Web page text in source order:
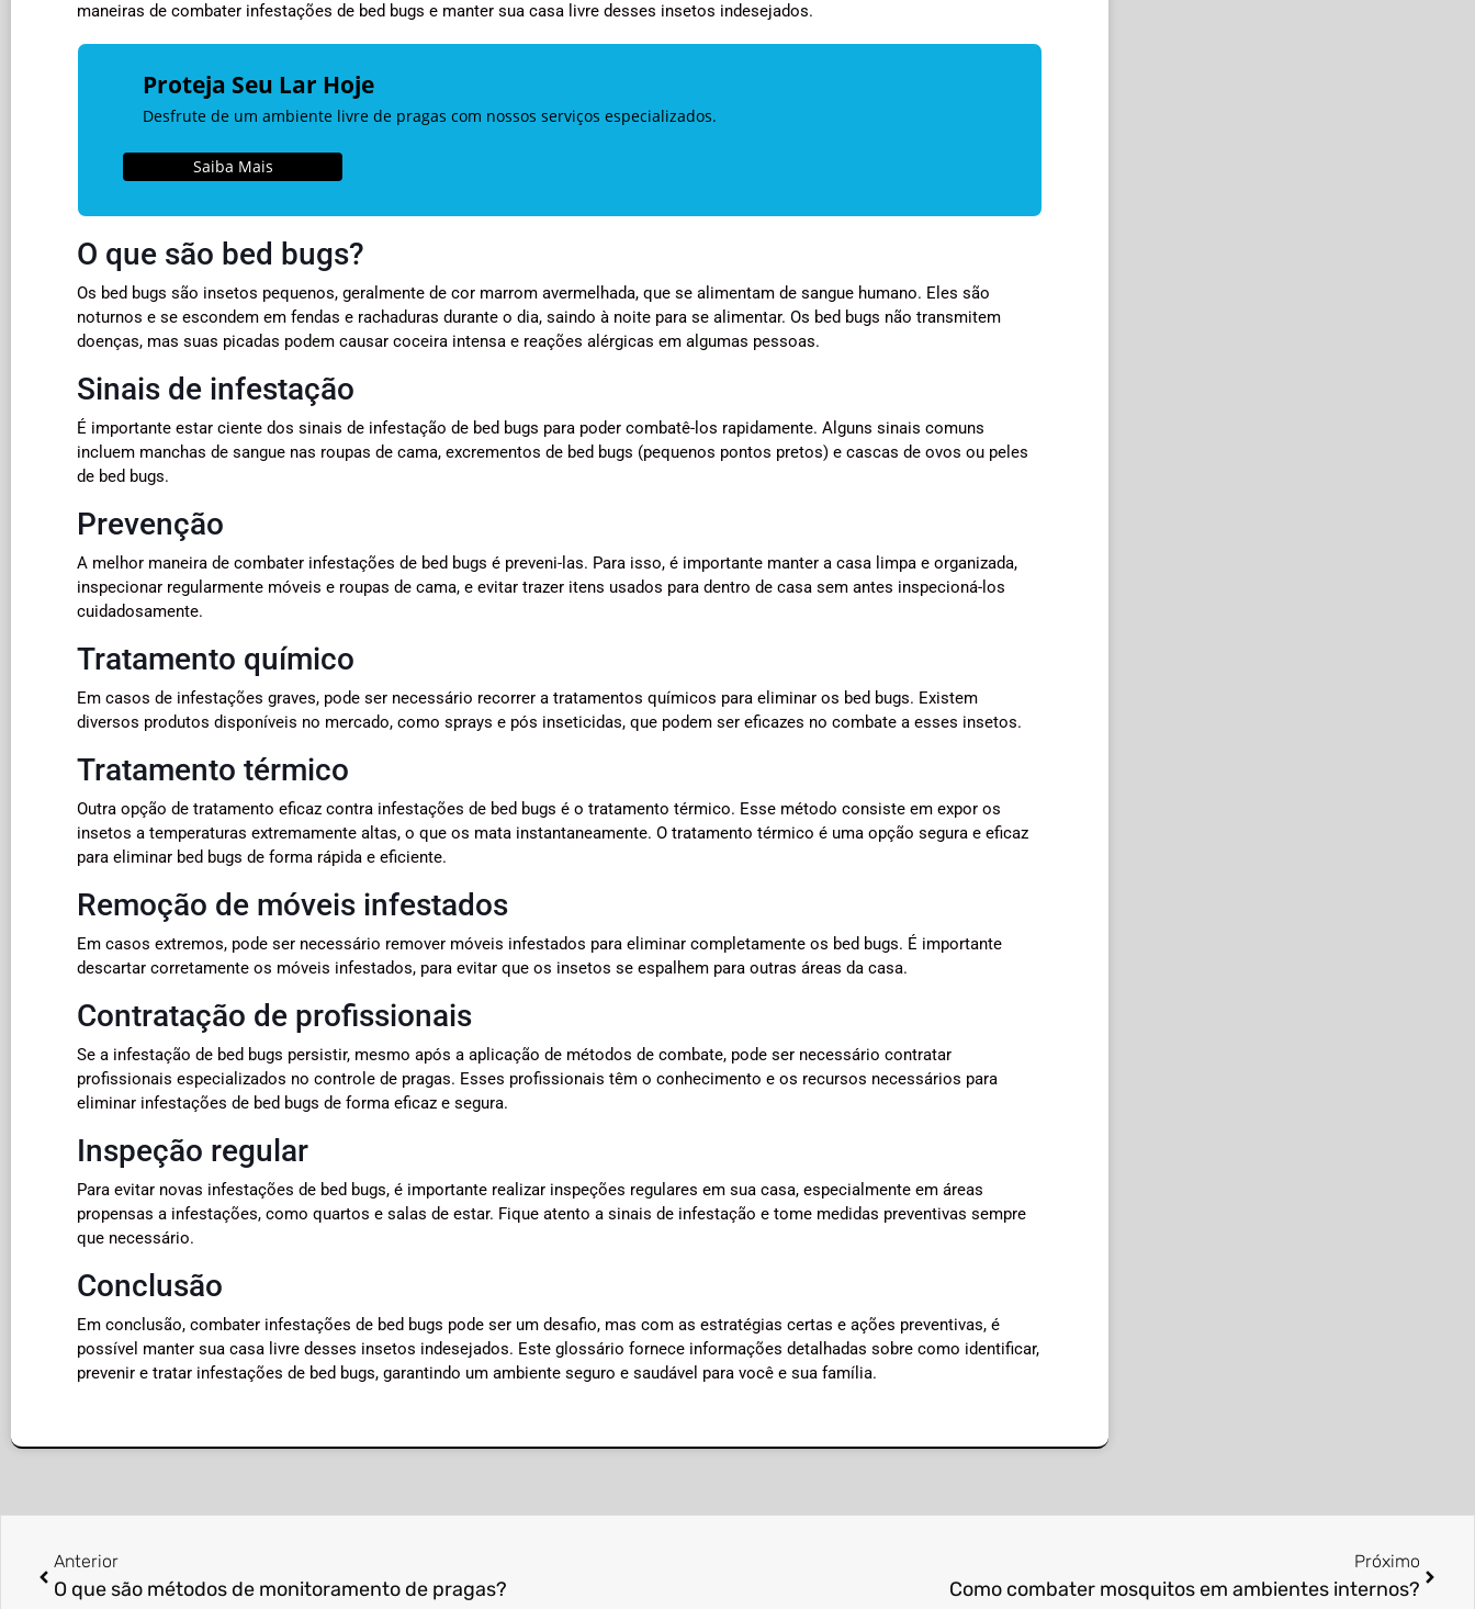
maneiras de combater infestações de bed bugs e manter sua casa livre desses insetos indesejados.
Proteja Seu Lar Hoje
Desfrute de um ambiente livre de pragas com nossos serviços especializados.
Saiba Mais
O que são bed bugs?
Os bed bugs são insetos pequenos, geralmente de cor marrom avermelhada, que se alimentam de sangue humano. Eles são
noturnos e se escondem em fendas e rachaduras durante o dia, saindo à noite para se alimentar. Os bed bugs não transmitem
doenças, mas suas picadas podem causar coceira intensa e reações alérgicas em algumas pessoas.
Sinais de infestação
É importante estar ciente dos sinais de infestação de bed bugs para poder combatê-los rapidamente. Alguns sinais comuns
incluem manchas de sangue nas roupas de cama, excrementos de bed bugs (pequenos pontos pretos) e cascas de ovos ou peles
de bed bugs.
Prevenção
A melhor maneira de combater infestações de bed bugs é preveni-las. Para isso, é importante manter a casa limpa e organizada,
inspecionar regularmente móveis e roupas de cama, e evitar trazer itens usados para dentro de casa sem antes inspecioná-los
cuidadosamente.
Tratamento químico
Em casos de infestações graves, pode ser necessário recorrer a tratamentos químicos para eliminar os bed bugs. Existem
diversos produtos disponíveis no mercado, como sprays e pós inseticidas, que podem ser eficazes no combate a esses insetos.
Tratamento térmico
Outra opção de tratamento eficaz contra infestações de bed bugs é o tratamento térmico. Esse método consiste em expor os
insetos a temperaturas extremamente altas, o que os mata instantaneamente. O tratamento térmico é uma opção segura e eficaz
para eliminar bed bugs de forma rápida e eficiente.
Remoção de móveis infestados
Em casos extremos, pode ser necessário remover móveis infestados para eliminar completamente os bed bugs. É importante
descartar corretamente os móveis infestados, para evitar que os insetos se espalhem para outras áreas da casa.
Contratação de profissionais
Se a infestação de bed bugs persistir, mesmo após a aplicação de métodos de combate, pode ser necessário contratar
profissionais especializados no controle de pragas. Esses profissionais têm o conhecimento e os recursos necessários para
eliminar infestações de bed bugs de forma eficaz e segura.
Inspeção regular
Para evitar novas infestações de bed bugs, é importante realizar inspeções regulares em sua casa, especialmente em áreas
propensas a infestações, como quartos e salas de estar. Fique atento a sinais de infestação e tome medidas preventivas sempre
que necessário.
Conclusão
Em conclusão, combater infestações de bed bugs pode ser um desafio, mas com as estratégias certas e ações preventivas, é
possível manter sua casa livre desses insetos indesejados. Este glossário fornece informações detalhadas sobre como identificar,
prevenir e tratar infestações de bed bugs, garantindo um ambiente seguro e saudável para você e sua família.
Anterior
O que são métodos de monitoramento de pragas?
Próximo
Como combater mosquitos em ambientes internos?